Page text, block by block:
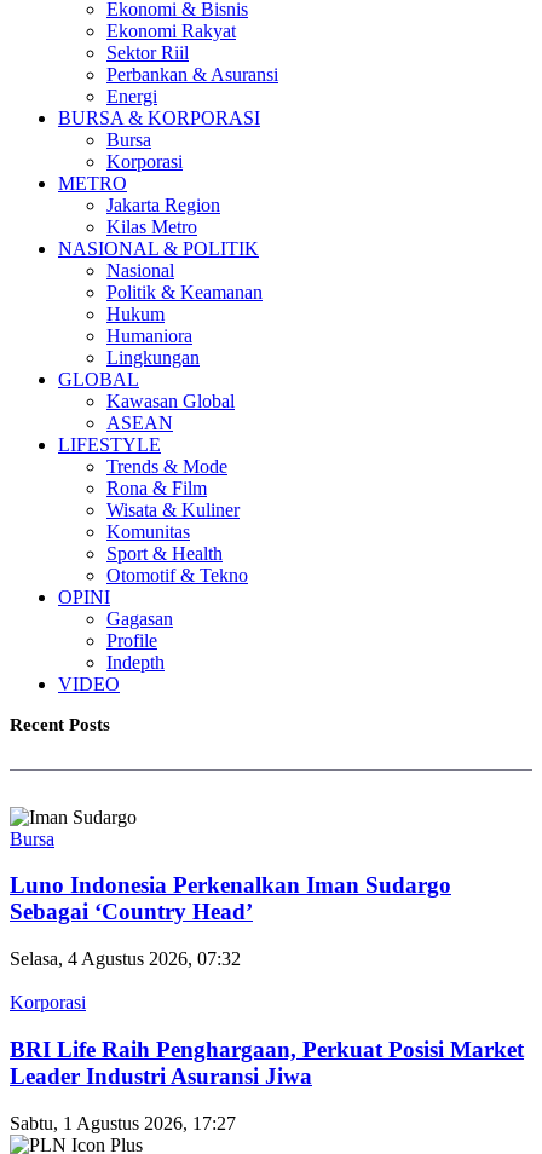
Ekonomi & Bisnis
Ekonomi Rakyat
Sektor Riil
Perbankan & Asuransi
Energi
BURSA & KORPORASI
Bursa
Korporasi
METRO
Jakarta Region
Kilas Metro
NASIONAL & POLITIK
Nasional
Politik & Keamanan
Hukum
Humaniora
Lingkungan
GLOBAL
Kawasan Global
ASEAN
LIFESTYLE
Trends & Mode
Rona & Film
Wisata & Kuliner
Komunitas
Sport & Health
Otomotif & Tekno
OPINI
Gagasan
Profile
Indepth
VIDEO
Recent Posts
Bursa
Luno Indonesia Perkenalkan Iman Sudargo
Sebagai ‘Country Head’
Selasa, 4 Agustus 2026, 07:32
Korporasi
BRI Life Raih Penghargaan, Perkuat Posisi Market
Leader Industri Asuransi Jiwa
Sabtu, 1 Agustus 2026, 17:27